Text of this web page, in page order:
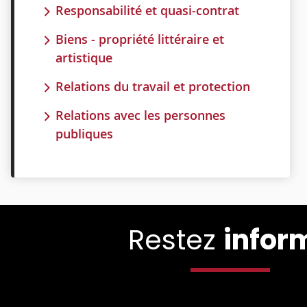
Responsabilité et quasi-contrat
Biens - propriété littéraire et
artistique
Relations du travail et protection
Relations avec les personnes
publiques
Restez